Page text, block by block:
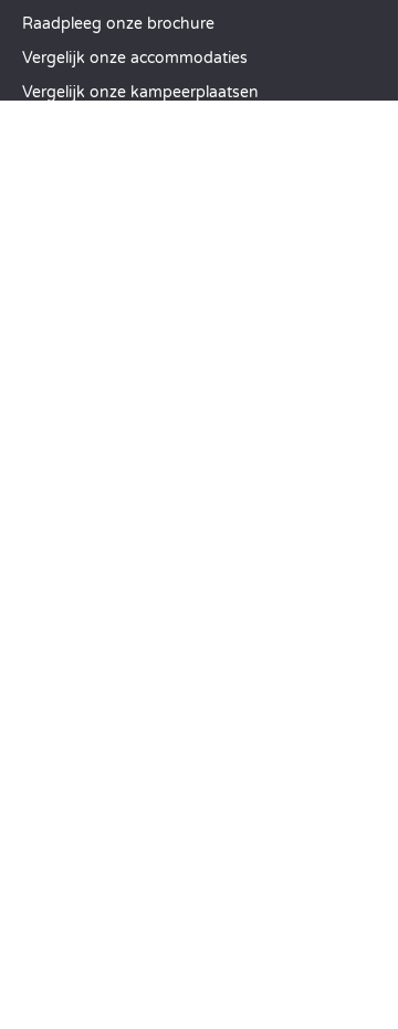
Raadpleeg onze brochure
Vergelijk onze accommodaties
Vergelijk onze kampeerplaatsen